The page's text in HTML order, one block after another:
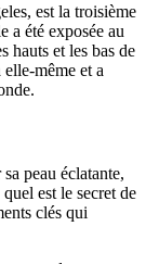
est la troisième
a été exposée au
hauts et les bas de
même et a
peau éclatante,
est le secret de
clés qui